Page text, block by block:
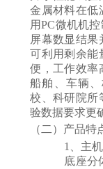
金属材料在低
用PC微机机控
屏幕数显结果
可利用剩余能
便，工作效率
船舶、车辆
校、科研院所
验数据要求更
（二）产品特
1、 主
底座分